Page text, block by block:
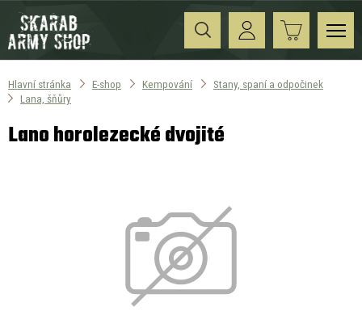
Hlavní stránka E-shop Kempování
Stany, spaní a odpočinek
Lana, šňůry
Lano horolezecké dvojité